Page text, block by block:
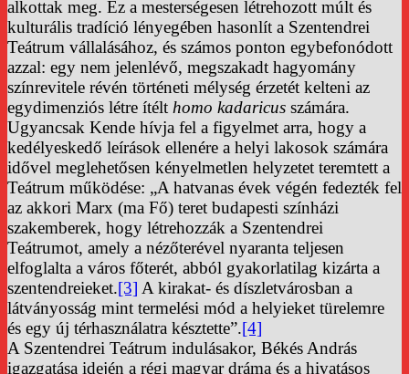
alkottak meg. Ez a mesterségesen létrehozott múlt és
kulturális tradíció lényegében hasonlít a Szentendrei
Teátrum vállalásához, és számos ponton egybefonódott
azzal: egy nem jelenlévő, megszakadt hagyomány
színrevitele révén történeti mélység érzetét kelteni az
egydimenziós létre ítélt homo kadaricus számára.
Ugyancsak Kende hívja fel a figyelmet arra, hogy a
kedélyeskedő leírások ellenére a helyi lakosok számára
idővel meglehetősen kényelmetlen helyzetet teremtett a
Teátrum működése: „A hatvanas évek végén fedezték fel
az akkori Marx (ma Fő) teret budapesti színházi
szakemberek, hogy létrehozzák a Szentendrei
Teátrumot, amely a nézőterével nyaranta teljesen
elfoglalta a város főterét, abból gyakorlatilag kizárta a
szentendreieket.[3] A kirakat- és díszletvárosban a
látványosság mint termelési mód a helyieket türelemre
és egy új térhasználatra késztette”.[4]
A Szentendrei Teátrum indulásakor, Békés András
igazgatása idején a régi magyar dráma és a hivatásos